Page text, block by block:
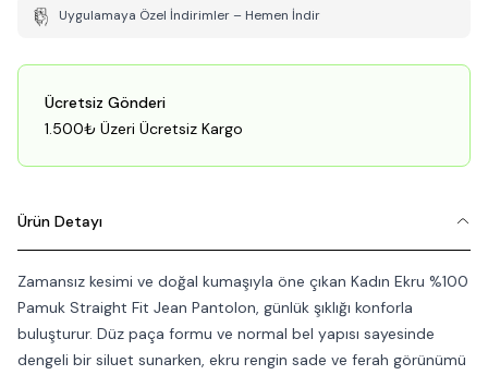
Uygulamaya Özel İndirimler – Hemen İndir
Ücretsiz Gönderi
1.500₺ Üzeri Ücretsiz Kargo
Ürün Detayı
Zamansız kesimi ve doğal kumaşıyla öne çıkan Kadın Ekru %100
Pamuk Straight Fit Jean Pantolon, günlük şıklığı konforla
buluşturur. Düz paça formu ve normal bel yapısı sayesinde
dengeli bir siluet sunarken, ekru rengin sade ve ferah görünümü